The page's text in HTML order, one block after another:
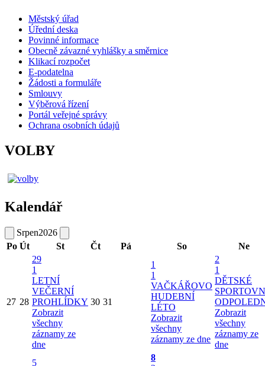
Městský úřad
Úřední deska
Povinné informace
Obecně závazné vyhlášky a směrnice
Klikací rozpočet
E-podatelna
Žádosti a formuláře
Smlouvy
Výběrová řízení
Portál veřejné správy
Ochrana osobních údajů
VOLBY
Kalendář
Srpen2026
Po Út St Čt Pá So Ne
27 28
29
1
LETNÍ
VEČERNÍ
PROHLÍDKY
Zobrazit
všechny
záznamy ze
dne
30 31
1
1
VAČKÁŘOVO
HUDEBNÍ
LÉTO
Zobrazit
všechny
záznamy ze dne
2
1
DĚTSKÉ
Zobrazit
všechny
záznamy ze
dne
5
8